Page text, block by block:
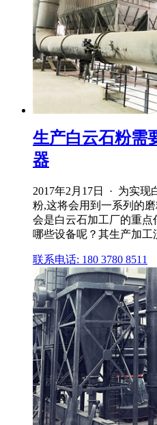
生产白云石粉需
器
2017年2月17日 · 为实现
粉,这将会用到一系列的
会是白云石加工厂的重
哪些设备呢？其生产加工
联系电话: 180 3780 8511